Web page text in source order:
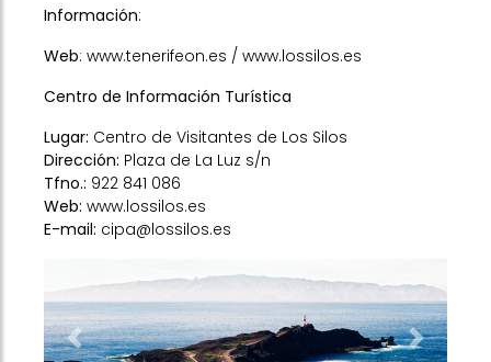
Información:
Web: www.tenerifeon.es / www.lossilos.es
Centro de Información Turística
Lugar: Centro de Visitantes de Los Silos
Dirección: Plaza de La Luz s/n
Tfno.: 922 841 086
Web: www.lossilos.es
E-mail: cipa@lossilos.es
Previous Next